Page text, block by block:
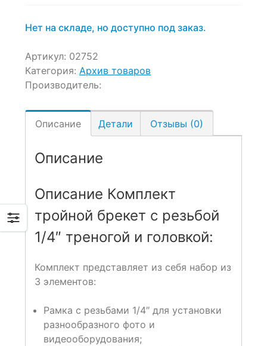
Нет на складе, но доступно под заказ.
Артикул: 02752
Категория: Архив товаров
Производитель:
Описание Детали Отзывы (0)
Описание
Описание Комплект
тройной брекет с резьбой
1/4″ треногой и головкой:
Комплект представляет из себя набор из
3 элементов:
Рамка с резьбами 1/4″ для установки
разнообразного фото и
видеооборудования;